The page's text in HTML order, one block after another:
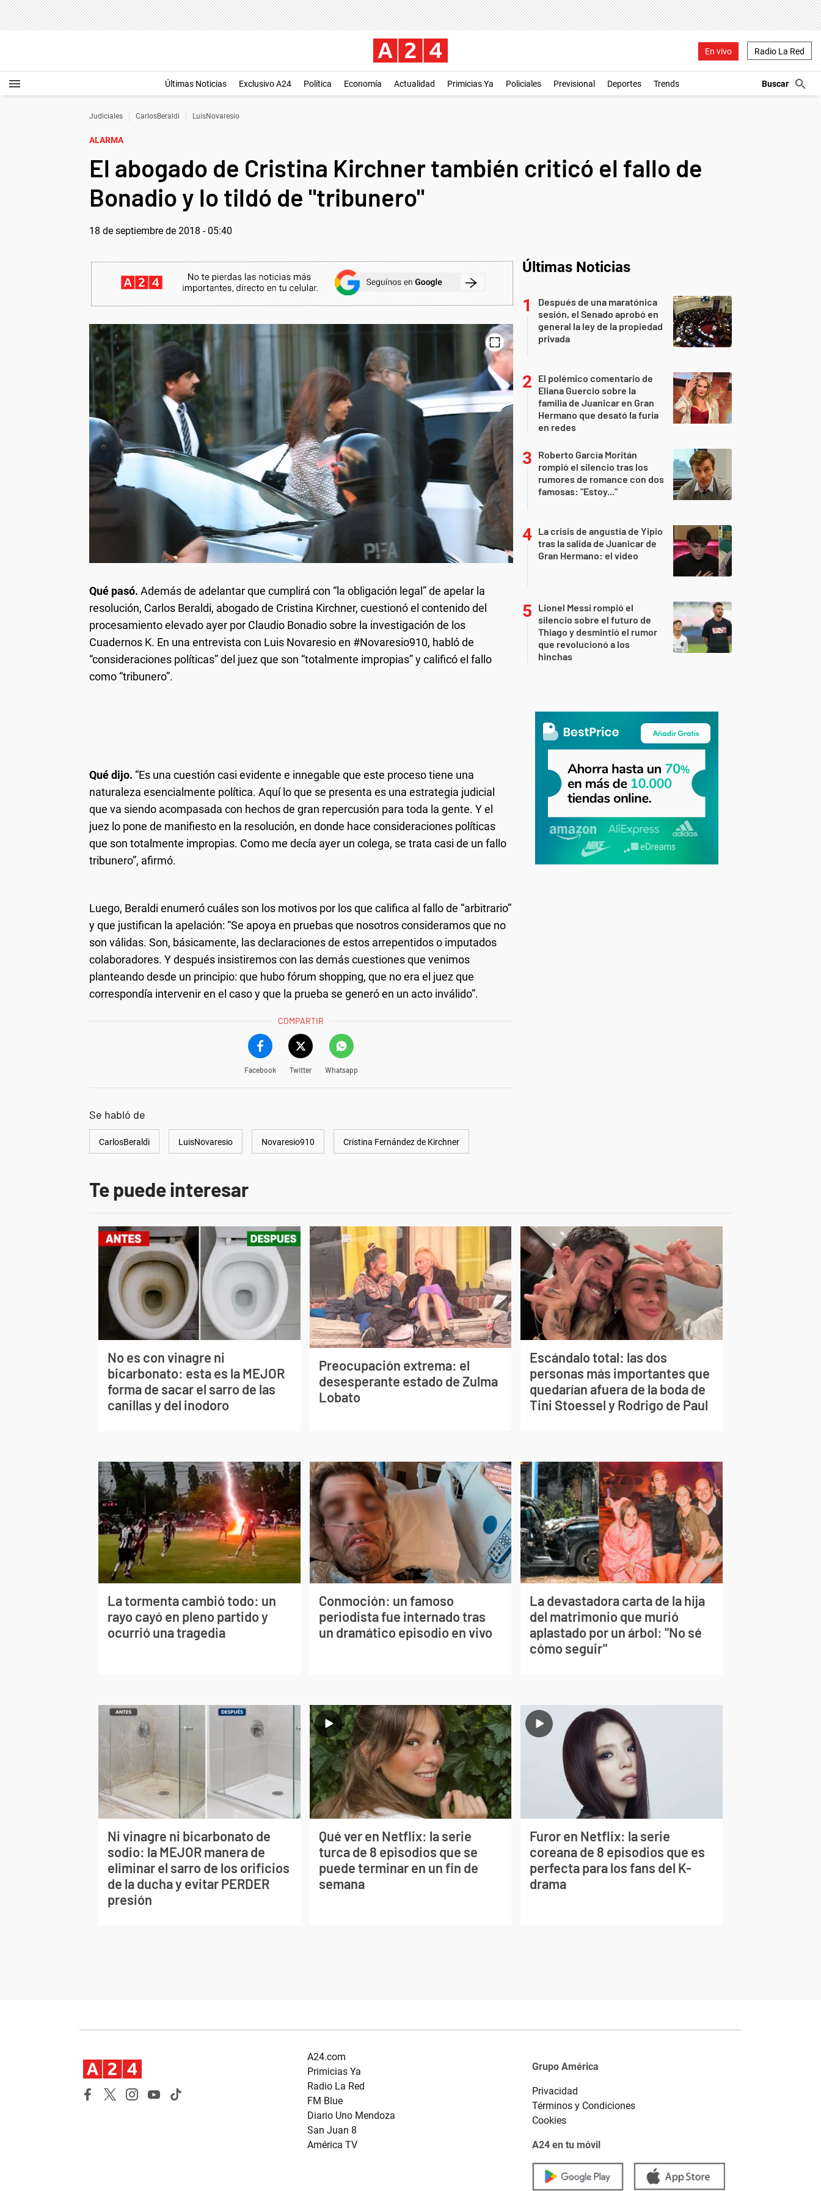
En vivo Radio La Red
Últimas Noticias Exclusivo A24 Política Economía Actualidad Primicias Ya Policiales Previsional Deportes Trends
Judiciales CarlosBeraldi LuisNovaresio
ALARMA
El abogado de Cristina Kirchner también criticó el fallo de
Bonadio y lo tildó de "tribunero"
18 de septiembre de 2018 - 05:40
Qué pasó. Además de adelantar que cumplirá con “la obligación legal” de apelar la
resolución, Carlos Beraldi, abogado de Cristina Kirchner, cuestionó el contenido del
procesamiento elevado ayer por Claudio Bonadio sobre la investigación de los
Cuadernos K. En una entrevista con Luis Novaresio en #Novaresio910, habló de
“consideraciones políticas” del juez que son “totalmente impropias” y calificó el fallo
como “tribunero”.
Qué dijo. “Es una cuestión casi evidente e innegable que este proceso tiene una
naturaleza esencialmente política. Aquí lo que se presenta es una estrategia judicial
que va siendo acompasada con hechos de gran repercusión para toda la gente. Y el
juez lo pone de manifiesto en la resolución, en donde hace consideraciones políticas
que son totalmente impropias. Como me decía ayer un colega, se trata casi de un fallo
tribunero”, afirmó.
Luego, Beraldi enumeró cuáles son los motivos por los que califica al fallo de “arbitrario”
y que justifican la apelación: “Se apoya en pruebas que nosotros consideramos que no
son válidas. Son, básicamente, las declaraciones de estos arrepentidos o imputados
colaboradores. Y después insistiremos con las demás cuestiones que venimos
planteando desde un principio: que hubo fórum shopping, que no era el juez que
correspondía intervenir en el caso y que la prueba se generó en un acto inválido”.
COMPARTIR
Facebook Twitter Whatsapp
Se habló de
CarlosBeraldi LuisNovaresio Novaresio910 Cristina Fernández de Kirchner
Últimas Noticias
Después de una maratónica
sesión, el Senado aprobó en
general la ley de la propiedad
privada
El polémico comentario de
Eliana Guercio sobre la
familia de Juanicar en Gran
Hermano que desató la furia
en redes
Roberto García Moritán
rompió el silencio tras los
rumores de romance con dos
famosas: "Estoy..."
La crisis de angustia de Yipio
tras la salida de Juanicar de
Gran Hermano: el video
Lionel Messi rompió el
silencio sobre el futuro de
Thiago y desmintió el rumor
que revolucionó a los
hinchas
Te puede interesar
No es con vinagre ni
bicarbonato: esta es la MEJOR
forma de sacar el sarro de las
canillas y del inodoro
Preocupación extrema: el
desesperante estado de Zulma
Lobato
Escándalo total: las dos
personas más importantes que
quedarían afuera de la boda de
Tini Stoessel y Rodrigo de Paul
La tormenta cambió todo: un
rayo cayó en pleno partido y
ocurrió una tragedia
Conmoción: un famoso
periodista fue internado tras
un dramático episodio en vivo
La devastadora carta de la hija
del matrimonio que murió
aplastado por un árbol: "No sé
cómo seguir"
Ni vinagre ni bicarbonato de
sodio: la MEJOR manera de
eliminar el sarro de los orificios
de la ducha y evitar PERDER
presión
Qué ver en Netflix: la serie
turca de 8 episodios que se
puede terminar en un fin de
semana
Furor en Netflix: la serie
coreana de 8 episodios que es
perfecta para los fans del K-
drama
A24.com
Primicias Ya
Radio La Red
FM Blue
Diario Uno Mendoza
San Juan 8
América TV
Grupo América
Privacidad
Términos y Condiciones
Cookies
A24 en tu móvil